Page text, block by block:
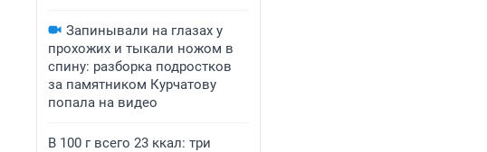
Запинывали на глазах у
прохожих и тыкали ножом в
спину: разборка подростков
за памятником Курчатову
попала на видео
В 100 г всего 23 ккал: три